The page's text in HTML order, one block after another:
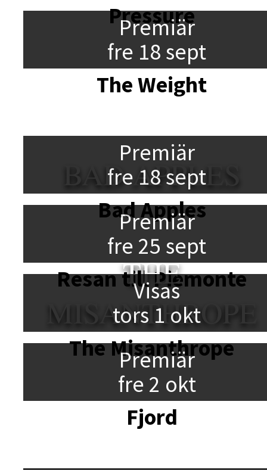
Pressure
Premiär
fre 18 sept
The Weight
BAD APPLES
Premiär
fre 18 sept
Bad Apples
Premiär
fre 25 sept
Resan till Piemonte
THE
MISANTHROPE
Visas
tors 1 okt
The Misanthrope
Premiär
fre 2 okt
Fjord